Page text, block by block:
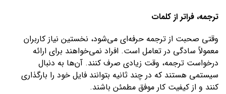
ترجمه، فراتر از کلمات
وقتی صحبت از ترجمه حرفه‌ای می‌شود، نخستین نیاز کاربران
معمولاً سادگی در تعامل است. افراد نمی‌خواهند برای ارائه
درخواست ترجمه، وقت زیادی صرف کنند. آن‌ها به دنبال
سیستمی هستند که در چند ثانیه بتوانند فایل خود را بارگذاری
کنند و از کیفیت کار موفق مطمئن باشند.